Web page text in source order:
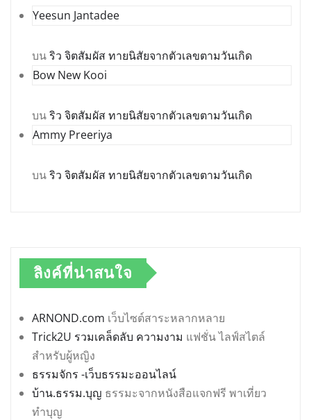
Yeesun Jantadee
บนริว จิตสัมผัส ทายนิสัยจากตัวเลขตามวันเกิด
Bow New Kooi
บนริว จิตสัมผัส ทายนิสัยจากตัวเลขตามวันเกิด
Ammy Preeriya
บนริว จิตสัมผัส ทายนิสัยจากตัวเลขตามวันเกิด
ลิงค์ที่น่าสนใจ
ARNOND.com เว็บไซต์สาระหลากหลาย
Trick2U รวมเคล็ดลับ ความงาม แฟชั่น ไลฟ์สไตล์
สำหรับผู้หญิง
ธรรมจักร -เว็บธรรมะออนไลน์
บ้าน.ธรรม.บุญ ธรรมะจากหนังสือแจกฟรี พาเที่ยว
ทำบุญ